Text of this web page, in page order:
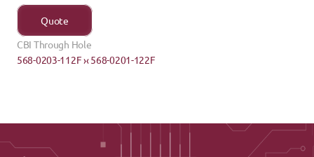
Quote
CBI Through Hole
568-0203-112F ›‹ 568-0201-122F